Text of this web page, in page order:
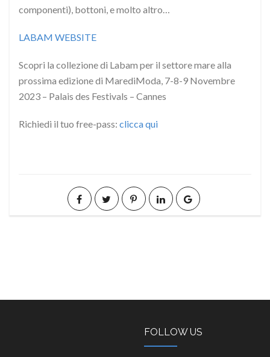
componenti), bottoni, e molto altro…
LABAM WEBSITE
Scopri la collezione di Labam per il settore mare alla
prossima edizione di MarediModa, 7-8-9 Novembre
2023 – Palais des Festivals – Cannes
Richiedi il tuo free-pass: clicca qui
FOLLOW US